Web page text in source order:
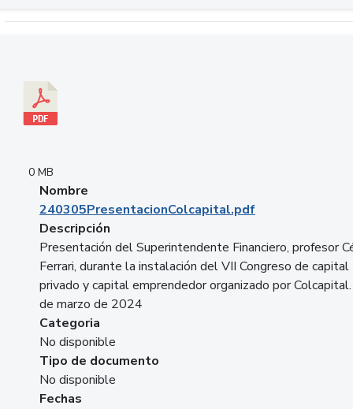
0 MB
Nombre
240305PresentacionColcapital.pdf
Descripción
Presentación del Superintendente Financiero, profesor
Ferrari, durante la instalación del VII Congreso de capital
privado y capital emprendedor organizado por
de marzo de 2024
Categoria
No disponible
Tipo de documento
No disponible
Fechas